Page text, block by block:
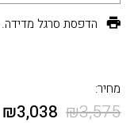
הדפסת סרגל מדידה.
מחיר:
₪3,575
₪3,038